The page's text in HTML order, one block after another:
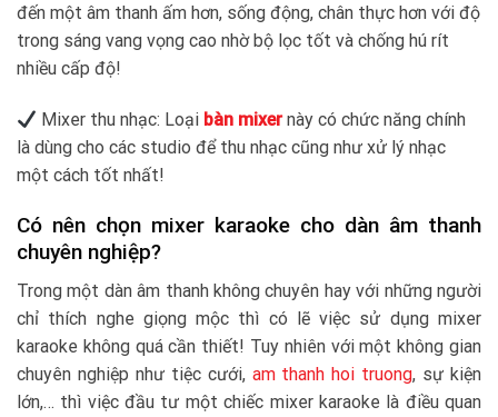
đến một âm thanh ấm hơn, sống động, chân thực hơn với độ
trong sáng vang vọng cao nhờ bộ lọc tốt và chống hú rít
nhiều cấp độ!
Mixer thu nhạc: Loại bàn mixernày có chức năng chính
là dùng cho các studio để thu nhạc cũng như xử lý nhạc
một cách tốt nhất!
Có nên chọn mixer karaoke cho dàn âm thanh
chuyên nghiệp?
Trong một dàn âm thanh không chuyên hay với những người
chỉ thích nghe giọng mộc thì có lẽ việc sử dụng mixer
karaoke không quá cần thiết! Tuy nhiên với một không gian
chuyên nghiệp như tiệc cưới, am thanh hoi truong, sự kiện
lớn,… thì việc đầu tư một chiếc mixer karaoke là điều quan